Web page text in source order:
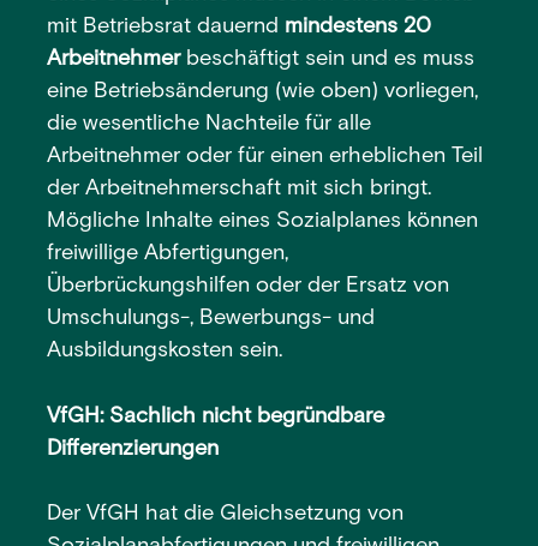
mit Betriebsrat dauernd mindestens 20
Arbeitnehmerbeschäftigt sein und es muss
eine Betriebsänderung (wie oben) vorliegen,
die wesentliche Nachteile für alle
Arbeitnehmer oder für einen erheblichen Teil
der Arbeitnehmerschaft mit sich bringt.
Mögliche Inhalte eines Sozialplanes können
freiwillige Abfertigungen,
Überbrückungshilfen oder der Ersatz von
Umschulungs-, Bewerbungs- und
Ausbildungskosten sein.
VfGH: Sachlich nicht begründbare
Differenzierungen
Der VfGH hat die Gleichsetzung von